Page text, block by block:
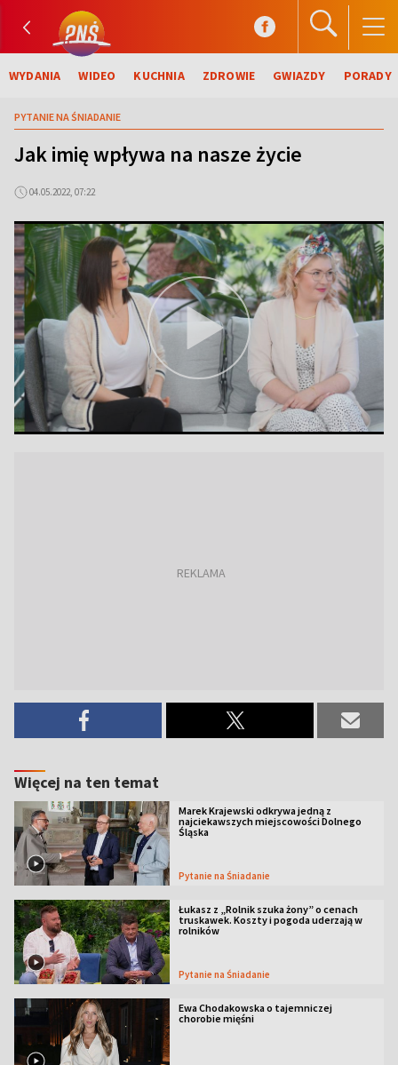
WYDANIA WIDEO KUCHNIA ZDROWIE GWIAZDY PORADY
PYTANIE NA ŚNIADANIE
Jak imię wpływa na nasze życie
04.05.2022, 07:22
Więcej na ten temat
Marek Krajewski odkrywa jedną z
najciekawszych miejscowości Dolnego
Śląska
Pytanie na Śniadanie
Łukasz z „Rolnik szuka żony” o cenach
truskawek. Koszty i pogoda uderzają w
rolników
Pytanie na Śniadanie
Ewa Chodakowska o tajemniczej
chorobie mięśni